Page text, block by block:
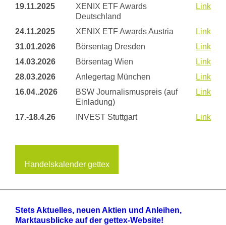
19.11.2025
XENIX ETF Awards
Deutschland
Link
24.11.2025 XENIX ETF Awards Austria
Link
31.01.2026
Börsentag Dresden
Link
14.03.2026
Börsentag Wien
Link
28.03.2026
Anlegertag München
Link
16.04..2026
BSW Journalismuspreis (auf
Einladung)
Link
17.-18.4.26 INVEST Stuttgart Link
Handelskalender gettex
Stets Aktuelles, neuen Aktien und Anleihen,
Marktausblicke auf der gettex-Website!